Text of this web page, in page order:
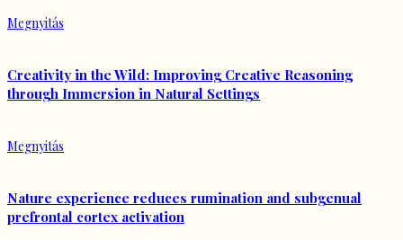
Megnyitás
Creativity in the Wild: Improving Creative Reasoning
through Immersion in Natural Settings
Megnyitás
Nature experience reduces rumination and subgenual
prefrontal cortex activation